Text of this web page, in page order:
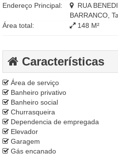
Endereço Principal:
RUA
BARRANCO,
Área total:
148 M²
Características
Área de serviço
Banheiro privativo
Banheiro social
Churrasqueira
Dependencia de empregada
Elevador
Garagem
Gás encanado